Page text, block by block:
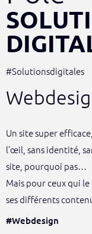
#Solutionsdigitales
Un site super
l’œil, sans identité,
site, pourquoi pas…
Mais pour ceux qui
ses différents
#Webdesign